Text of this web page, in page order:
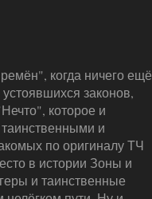
когда ничего ещё
законов,
которое и
и
по оригиналу ТЧ
в истории Зоны и
и таинственные